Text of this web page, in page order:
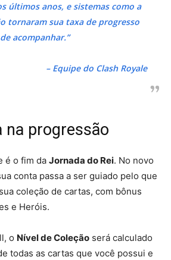
últimos anos, e sistemas como a
tornaram sua taxa de progresso
acompanhar.”
– Equipe do Clash Royale
na progressão
é o fim da Jornada do Rei. No novo
conta passa a ser guiado pelo que
coleção de cartas, com bônus
e Heróis.
o Nível de Coleção será calculado
todas as cartas que você possui e